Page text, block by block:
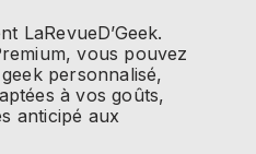
LaRevueD’Geek.
vous pouvez
personnalisé,
à vos goûts,
anticipé aux